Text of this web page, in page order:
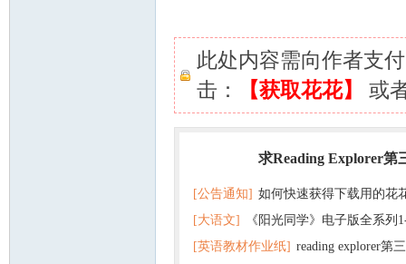
此处内容需向作者支
击：
【获取花花】 或
求Reading Explorer第
[公告通知] 如何快速获得下载用的花
[大语文]
《阳光同学》电子版全系列
+英语
[英语教材作业纸] reading explorer第